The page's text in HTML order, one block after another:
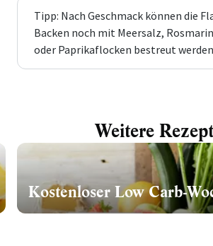
Tipp: Nach Geschmack können die
Backen noch mit Meersalz,
oder Paprikaflocken bestreut
Weitere
Kostenloser Low Carb-